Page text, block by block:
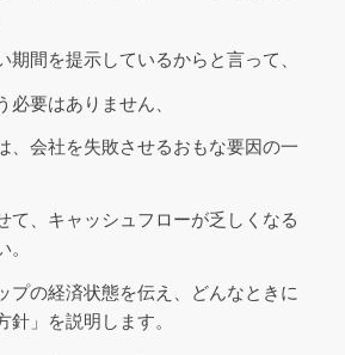
期間を提示しているからと言って、
必要はありません、
、会社を失敗させるおもな要因の一
て、キャッシュフローが乏しくなる
プの経済状態を伝え、どんなときに
針」を説明します。